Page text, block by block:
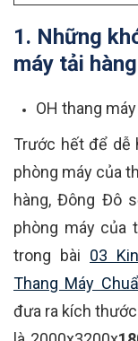
1. Những
máy tải hàng
OH thang
Trước hết để dễ
phòng máy của
hàng, Đông Đô
phòng máy của
trong bài 03
Thang Máy
đưa ra kích